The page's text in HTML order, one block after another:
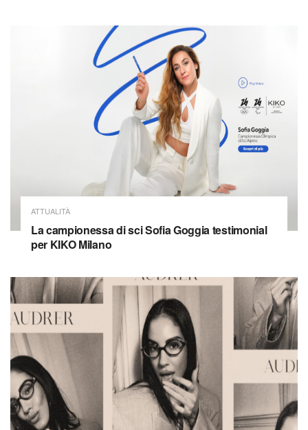
ATTUALITÀ
La campionessa di sci Sofia Goggia testimonial
per KIKO Milano